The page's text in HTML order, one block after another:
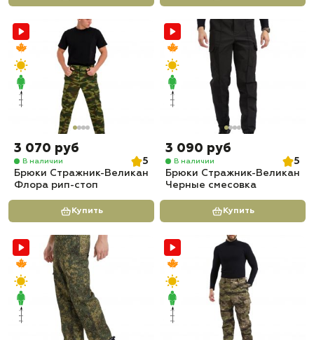
3 070 руб
В наличии
5
Брюки Стражник-Великан
Флора рип-стоп
Купить
3 090 руб
В наличии
5
Брюки Стражник-Великан
Черные смесовка
Купить